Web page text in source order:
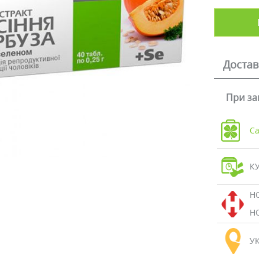
При